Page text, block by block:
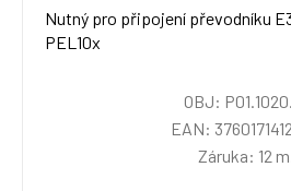
Nutný pro připojení převodníku
PEL10x
OBJ:
EAN:
Záruka: 12